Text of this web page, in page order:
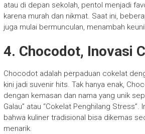
atau di depan sekolah, pentol menjadi
karena murah dan nikmat. Saat ini,
juga mulai bermunculan, menambah
4. Chocodot, Inovasi
Chocodot adalah perpaduan cokelat
kini jadi suvenir hits. Tak hanya enak,
dengan kemasan dan nama yang unik
Galau” atau “Cokelat Penghilang Stress”.
bahwa kuliner tradisional bisa dikemas
menarik.